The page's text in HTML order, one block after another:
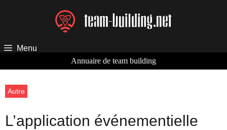
Menu
Annuaire de team building
Autre
L’application événementielle